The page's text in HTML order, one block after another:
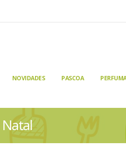
NOVIDADES PASCOA
Natal